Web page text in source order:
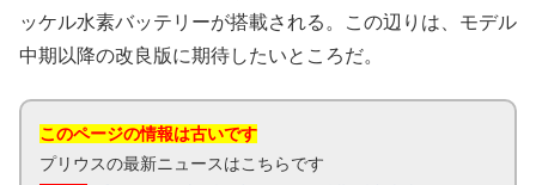
ッケル水素バッテリーが搭載される。この辺りは、モデル
中期以降の改良版に期待したいところだ。
このページの情報は古いです
プリウスの最新ニュースはこちらです